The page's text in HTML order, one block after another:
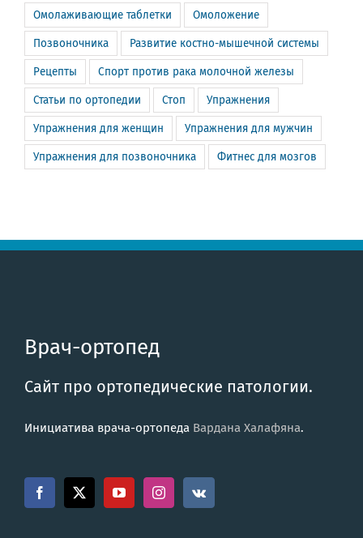
Омолаживающие таблетки Омоложение
Позвоночника Развитие костно-мышечной системы
Рецепты Спорт против рака молочной железы
Статьи по ортопедии Стоп Упражнения
Упражнения для женщин Упражнения для мужчин
Упражнения для позвоночника Фитнес для мозгов
Врач-ортопед
Сайт про ортопедические патологии.
Инициатива врача-ортопеда Вардана Халафяна.